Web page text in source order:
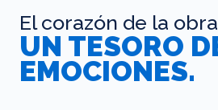
El corazón de la
UN TESORO
EMOCIONES.